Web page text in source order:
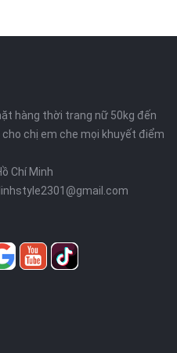
hàng thời trang nữ 50kg đến
chị em che mọi khuyết điểm
Chí Minh
linhstyle2301@gmail.com